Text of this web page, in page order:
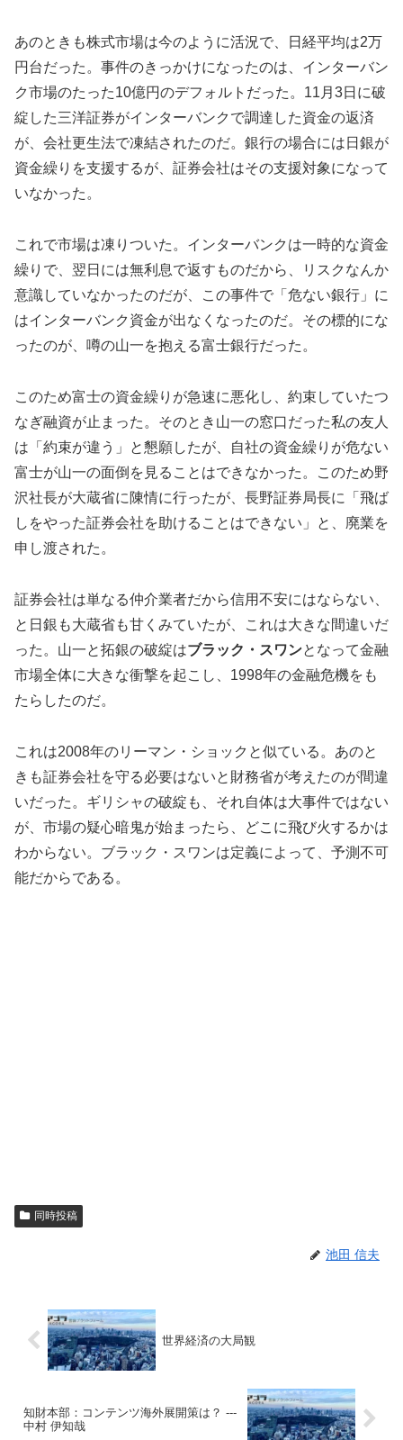
あのときも株式市場は今のように活況で、日経平均は2万
円台だった。事件のきっかけになったのは、インターバン
ク市場のたった10億円のデフォルトだった。11月3日に破
綻した三洋証券がインターバンクで調達した資金の返済
が、会社更生法で凍結されたのだ。銀行の場合には日銀が
資金繰りを支援するが、証券会社はその支援対象になって
いなかった。
これで市場は凍りついた。インターバンクは一時的な資金
繰りで、翌日には無利息で返すものだから、リスクなんか
意識していなかったのだが、この事件で「危ない銀行」に
はインターバンク資金が出なくなったのだ。その標的にな
ったのが、噂の山一を抱える富士銀行だった。
このため富士の資金繰りが急速に悪化し、約束していたつ
なぎ融資が止まった。そのとき山一の窓口だった私の友人
は「約束が違う」と懇願したが、自社の資金繰りが危ない
富士が山一の面倒を見ることはできなかった。このため野
沢社長が大蔵省に陳情に行ったが、長野証券局長に「飛ば
しをやった証券会社を助けることはできない」と、廃業を
申し渡された。
証券会社は単なる仲介業者だから信用不安にはならない、
と日銀も大蔵省も甘くみていたが、これは大きな間違いだ
った。山一と拓銀の破綻はブラック・スワンとなって金融
市場全体に大きな衝撃を起こし、1998年の金融危機をも
たらしたのだ。
これは2008年のリーマン・ショックと似ている。あのと
きも証券会社を守る必要はないと財務省が考えたのが間違
いだった。ギリシャの破綻も、それ自体は大事件ではない
が、市場の疑心暗鬼が始まったら、どこに飛び火するかは
わからない。ブラック・スワンは定義によって、予測不可
能だからである。
同時投稿
池田 信夫
世界経済の大局観
知財本部：コンテンツ海外展開策は？ ---
中村 伊知哉